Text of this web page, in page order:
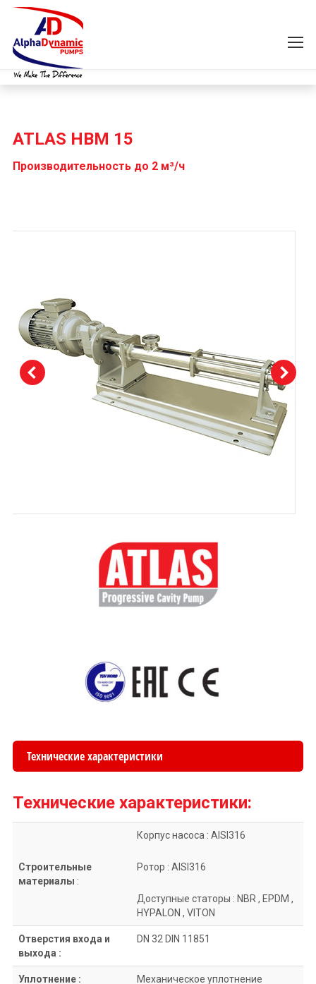
ATLAS HBM 15
Производительность до 2 м³/ч
Технические характеристики
Технические характеристики:
Строительные
материалы :
Корпус насоса : AISI316
Ротор : AISI316
Доступные статоры : NBR , EPDM ,
HYPALON , VITON
Отверстия входа и
выхода :
DN 32 DIN 11851
Уплотнение :
Механическое уплотнение